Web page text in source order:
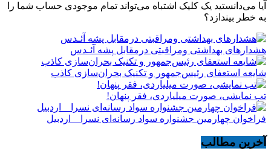
آیا می‌دانستید یک کلیک اشتباه می‌تواند تمام موجودی حساب شما را
به خطر بیندازد؟
هشدارهاى بهداشتى ومراقبتى درمقابل پشه آئـدس
شایعه استعفای رئیس‌جمهور و تکنیک بحران‌سازی کاذب
تب نمایشی، صورت میلیاردی، فقر پنهان!
فراخوان چهارمین جشنواره سواد رسانه‌ای نسرا _ اردبیل
آخرین مطالب